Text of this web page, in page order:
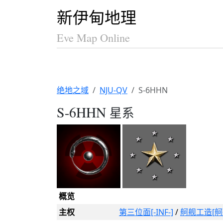
新伊甸地理
Eve Map Online
绝地之域 NJU-QV S-6HHN
S-6HHN 星系
概览
主权
第三位面[-INF-] /舸舰工造[